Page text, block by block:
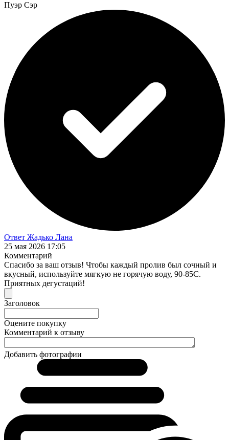
Пуэр Сэр
Ответ Жадько Лана
25 мая 2026 17:05
Комментарий
Спасибо за ваш отзыв! Чтобы каждый пролив был сочный и
вкусный, используйте мягкую не горячую воду, 90-85С.
Приятных дегустаций!
Заголовок
Оцените покупку
Комментарий к отзыву
Добавить фотографии